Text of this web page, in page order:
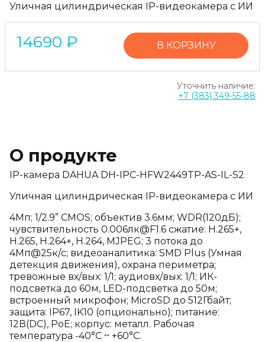
Уличная цилиндрическая IP-видеокамера с ИИ
14690 ₽ В КОРЗИНУ
Уточнить наличие:
+7 (383) 349-55-88
О продукте
IP-камера DAHUA DH-IPC-HFW2449TP-AS-IL-S2
Уличная цилиндрическая IP-видеокамера с ИИ
4Мп; 1/2.9” CMOS; объектив 3.6мм; WDR(120дБ);
чувствительность 0.006лк@F1.6 сжатие: H.265+,
H.265, H.264+, H.264, MJPEG; 3 потока до
4Мп@25к/с; видеоаналитика: SMD Plus (Умная
детекция движения), охрана периметра;
тревожные вх/вых: 1/1; аудиовх/вых: 1/1; ИК-
подсветка до 60м, LED-подсветка до 50м;
встроенный микрофон; MicroSD до 512Гбайт;
защита: IP67, IK10 (опционально); питание:
12В(DC), PoE; корпус: металл. Рабочая
температура -40°C ~ +60°C.